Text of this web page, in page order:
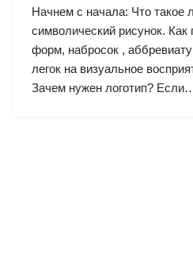
Начнем с начала: Что такое
символический рисунок.
форм, набросок ,
легок на визуальное
Зачем нужен логотип?